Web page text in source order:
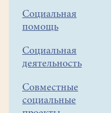
Социальная
помощь
Социальная
деятельность
Совместные
социальные